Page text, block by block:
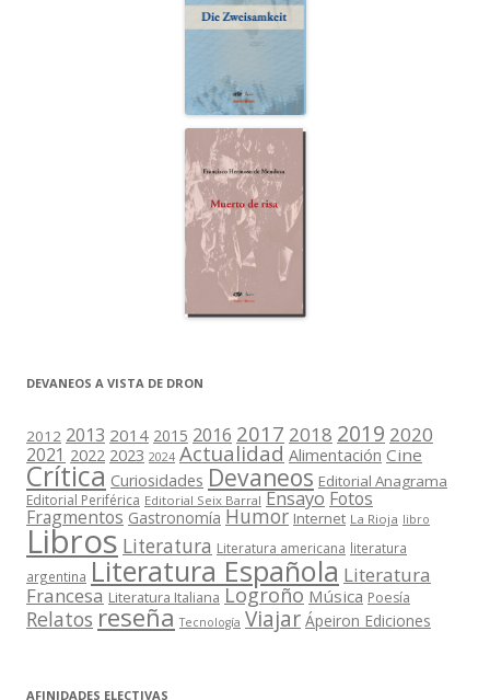
DEVANEOS A VISTA DE DRON
2012 2013 2014 2015 2016 2017 2018 2019 2020
2021 2022 2023 2024 Actualidad Alimentación Cine
Crítica Curiosidades Devaneos Editorial Anagrama
Editorial Periférica Editorial Seix Barral Ensayo Fotos
Fragmentos Gastronomía Humor Internet La Rioja libro
Libros Literatura Literatura americana literatura
argentina Literatura Española Literatura
Francesa Literatura Italiana Logroño Música Poesía
Relatos reseña Tecnología Viajar Ápeiron Ediciones
AFINIDADES ELECTIVAS